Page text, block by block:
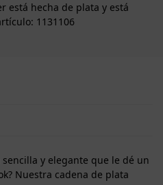
está hecha de plata y está
1131106
y elegante que le dé un
Nuestra cadena de plata